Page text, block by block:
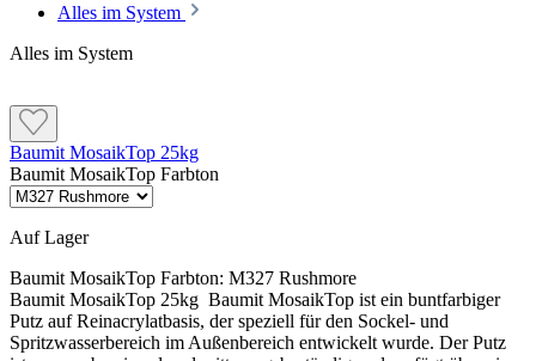
Alles im System
Alles im System
Baumit MosaikTop 25kg
Baumit MosaikTop Farbton
Auf Lager
Baumit MosaikTop Farbton: M327 Rushmore
Baumit MosaikTop 25kg Baumit MosaikTop ist ein buntfarbiger
Putz auf Reinacrylatbasis, der speziell für den Sockel- und
Spritzwasserbereich im Außenbereich entwickelt wurde. Der Putz